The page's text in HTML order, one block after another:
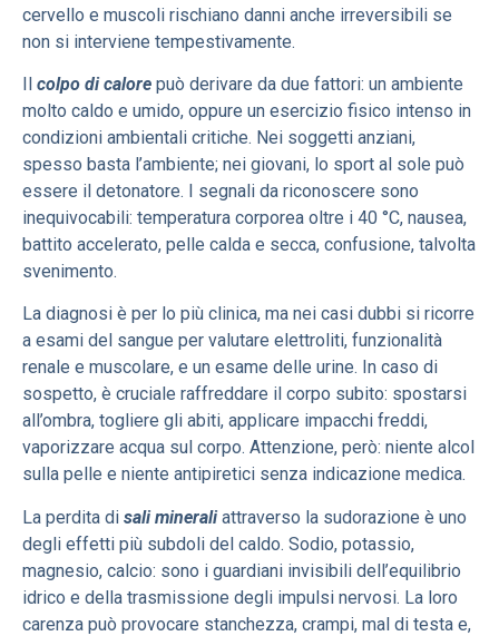
cervello e muscoli rischiano danni anche irreversibili se
non si interviene tempestivamente.
Il colpo di calore può derivare da due fattori: un ambiente
molto caldo e umido, oppure un esercizio fisico intenso in
condizioni ambientali critiche. Nei soggetti anziani,
spesso basta l’ambiente; nei giovani, lo sport al sole può
essere il detonatore. I segnali da riconoscere sono
inequivocabili: temperatura corporea oltre i 40 °C, nausea,
battito accelerato, pelle calda e secca, confusione, talvolta
svenimento.
La diagnosi è per lo più clinica, ma nei casi dubbi si ricorre
a esami del sangue per valutare elettroliti, funzionalità
renale e muscolare, e un esame delle urine. In caso di
sospetto, è cruciale raffreddare il corpo subito: spostarsi
all’ombra, togliere gli abiti, applicare impacchi freddi,
vaporizzare acqua sul corpo. Attenzione, però: niente alcol
sulla pelle e niente antipiretici senza indicazione medica.
La perdita di sali mineraliattraverso la sudorazione è uno
degli effetti più subdoli del caldo. Sodio, potassio,
magnesio, calcio: sono i guardiani invisibili dell’equilibrio
idrico e della trasmissione degli impulsi nervosi. La loro
carenza può provocare stanchezza, crampi, mal di testa e,